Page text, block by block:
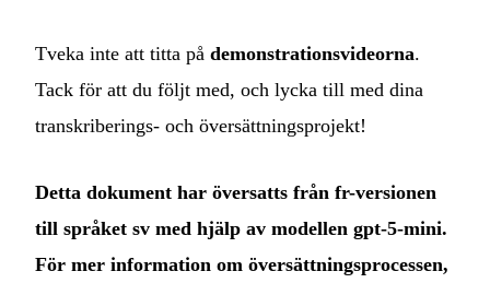
Tveka inte att titta på demonstrationsvideorna.
Tack för att du följt med, och lycka till med dina
transkriberings‑ och översättningsprojekt!
Detta dokument har översatts från fr-versionen
till språket sv med hjälp av modellen gpt-5-mini.
För mer information om översättningsprocessen,